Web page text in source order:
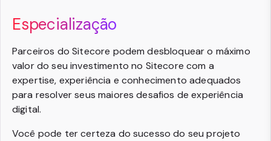
Especialização
Parceiros do Sitecore podem desbloquear o máximo
valor do seu investimento no Sitecore com a
expertise, experiência e conhecimento adequados
para resolver seus maiores desafios de experiência
digital.
Você pode ter certeza do sucesso do seu projeto